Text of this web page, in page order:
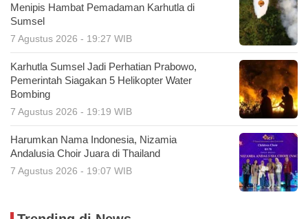
Menipis Hambat Pemadaman Karhutla di
Sumsel
7 Agustus 2026 - 19:27 WIB
Karhutla Sumsel Jadi Perhatian Prabowo,
Pemerintah Siagakan 5 Helikopter Water
Bombing
7 Agustus 2026 - 19:19 WIB
Harumkan Nama Indonesia, Nizamia
Andalusia Choir Juara di Thailand
7 Agustus 2026 - 19:07 WIB